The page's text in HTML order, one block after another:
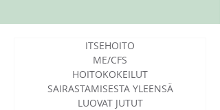
ITSEHOITO
ME/CFS
HOITOKOKEILUT
SAIRASTAMISESTA YLEENSÄ
LUOVAT JUTUT